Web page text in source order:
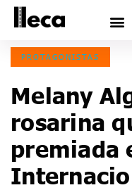
PROTAGONISTAS
Melany
rosarina
premiada